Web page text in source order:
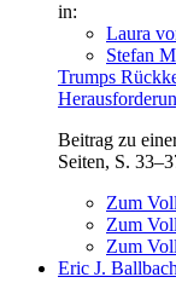
in:
Laura
Stefan
Trumps
Beitrag zu
Seiten, S.
Zum
Zum
Zum
Eric J. Ballbach